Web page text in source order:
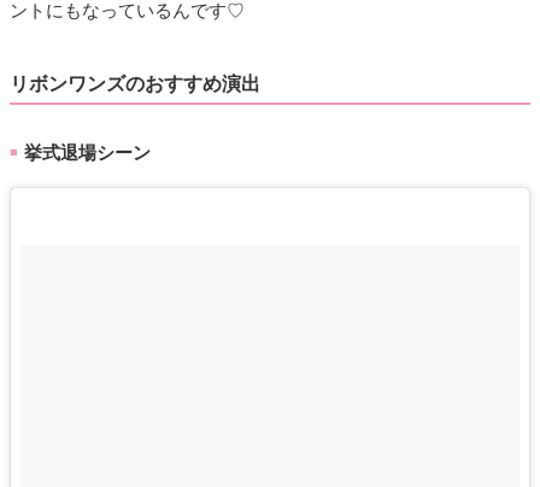
ントにもなっているんです♡
リボンワンズのおすすめ演出
■ 挙式退場シーン